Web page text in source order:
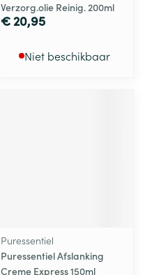
Verzorg.olie Reinig. 200ml
€ 20,95
Niet beschikbaar
Puressentiel
Puressentiel Afslanking
Creme Express 150ml